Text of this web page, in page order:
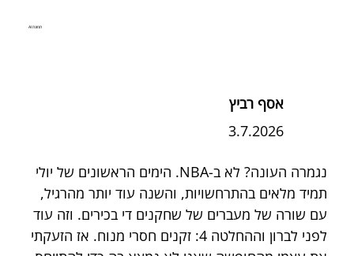
נגמרה העונה? לא ב-NBA. הימים הראשונים של יולי
תמיד מלאים בהתרחשויות, והשנה עוד יותר מהרגיל,
עם שורה של מעברים של שחקנים די בכירים. וזה עוד
לפני לברון וההחלטה 4: זקנים חסרי מנוח. אז הזעקתי
אסף רביץ
3.7.2026
תמונת AI